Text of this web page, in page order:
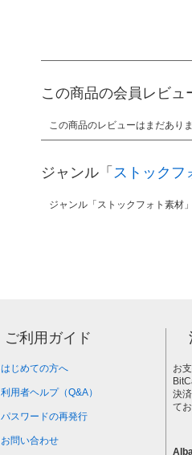
この商品の会員レビュ
この商品のレビューはまだありま
ジャンル「 ストックフ
ジャンル「ストックフォト素材
ご利用ガイド
はじめての方へ
利用者ヘルプ（Q&A）
パスワードの再発行
お問い合わせ
お
決
て